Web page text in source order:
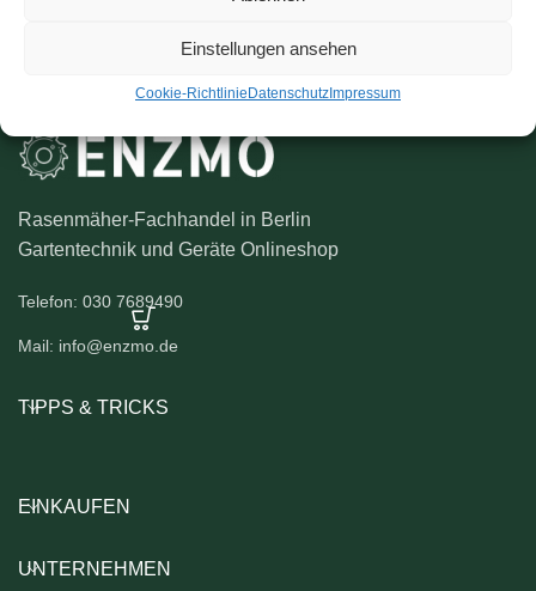
Einstellungen ansehen
Cookie-Richtlinie Datenschutz Impressum
Rasenmäher-Fachhandel in Berlin
Gartentechnik und Geräte Onlineshop
Telefon: 030 7689490
Mail: info@enzmo.de
TIPPS & TRICKS
EINKAUFEN
UNTERNEHMEN